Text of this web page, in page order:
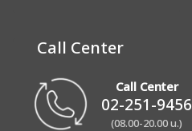
Call Center
Call Center
02-251-9456
(08.00-20.00 น.)